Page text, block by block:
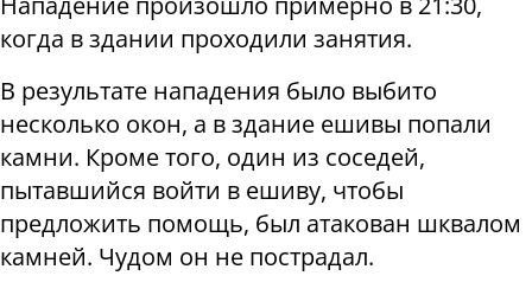
когда в здании проходили занятия.
В результате нападения было выбито
несколько окон, а в здание ешивы попали
камни. Кроме того, один из соседей,
пытавшийся войти в ешиву, чтобы
предложить помощь, был атакован шквалом
камней. Чудом он не пострадал.